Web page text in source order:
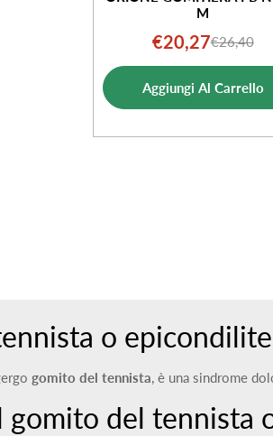
M
Prezzo
di
vendita
€20,27Prezzo
normale
€26,40
Aggiungi Al Carrello
o
gomito del tennista, è una sindrome
gomito del tennista